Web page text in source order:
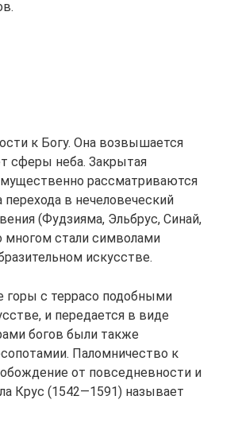
к Богу. Она возвышается
сферы неба. Закрытая
рассматриваются
в нечеловеческий
(Фудзияма, Эльбрус, Синай,
многом стали символами
искусстве.
горы с террасо подобными
и передается в виде
богов были также
Паломничество к
от повседневности и
Крус (1542—1591) называет